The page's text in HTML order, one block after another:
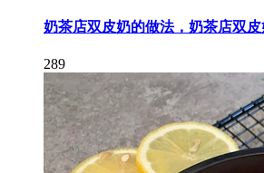
奶茶店双皮奶的做法，奶茶店双
289